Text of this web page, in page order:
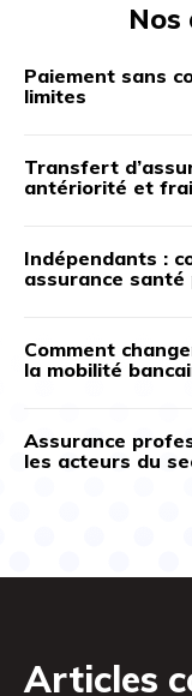
Nos
Paiement sans
limites
Transfert
antériorité et
Indépendants :
assurance santé
Comment
la mobilité
Assurance
les acteurs du
Articles